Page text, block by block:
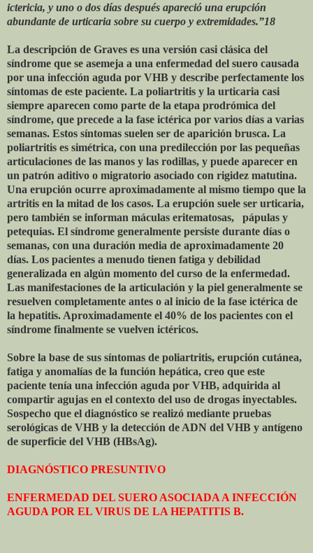
ictericia, y uno o dos días después apareció una erupción
abundante de urticaria sobre su cuerpo y extremidades.”18
La descripción de Graves es una versión casi clásica del
síndrome que se asemeja a una enfermedad del suero causada
por una infección aguda por VHB y describe perfectamente los
síntomas de este paciente. La poliartritis y la urticaria casi
siempre aparecen como parte de la etapa prodrómica del
síndrome, que precede a la fase ictérica por varios días a varias
semanas. Estos síntomas suelen ser de aparición brusca. La
poliartritis es simétrica, con una predilección por las pequeñas
articulaciones de las manos y las rodillas, y puede aparecer en
un patrón aditivo o migratorio asociado con rigidez matutina.
Una erupción ocurre aproximadamente al mismo tiempo que la
artritis en la mitad de los casos. La erupción suele ser urticaria,
pero también se informan máculas eritematosas,
pápulas y
petequias. El síndrome generalmente persiste durante días o
semanas, con una duración media de aproximadamente 20
días. Los pacientes a menudo tienen fatiga y debilidad
generalizada en algún momento del curso de la enfermedad.
Las manifestaciones de la articulación y la piel generalmente se
resuelven completamente antes o al inicio de la fase ictérica de
la hepatitis. Aproximadamente el 40% de los pacientes con el
síndrome finalmente se vuelven ictéricos.
Sobre la base de sus síntomas de poliartritis, erupción cutánea,
fatiga y anomalías de la función hepática, creo que este
paciente tenía una infección aguda por VHB, adquirida al
compartir agujas en el contexto del uso de drogas inyectables.
Sospecho que el diagnóstico se realizó mediante pruebas
serológicas de VHB y la detección de ADN del VHB y antígeno
de superficie del VHB (HBsAg).
DIAGNÓSTICO PRESUNTIVO
ENFERMEDAD DEL SUERO ASOCIADA A INFECCIÓN
AGUDA POR EL VIRUS DE LA HEPATITIS B.